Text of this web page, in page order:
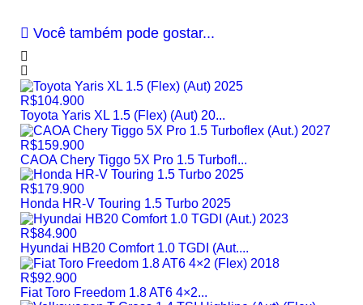
Você também pode gostar...
R$104.900
Toyota Yaris XL 1.5 (Flex) (Aut) 20...
R$159.900
CAOA Chery Tiggo 5X Pro 1.5 Turbofl...
R$179.900
Honda HR-V Touring 1.5 Turbo 2025
R$84.900
Hyundai HB20 Comfort 1.0 TGDI (Aut....
R$92.900
Fiat Toro Freedom 1.8 AT6 4×2...